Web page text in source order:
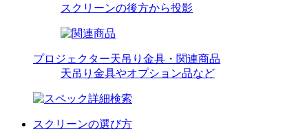
スクリーンの後方から投影
プロジェクター天吊り金具・関連商品
天吊り金具やオプション品など
スクリーンの選び方